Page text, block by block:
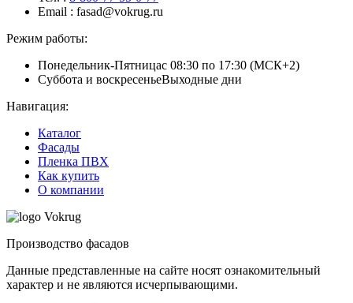
Email : fasad@vokrug.ru
Режим работы:
Понедельник-Пятницас 08:30 по 17:30 (МСК+2)
Суббота и воскресеньеВыходные дни
Навигация:
Каталог
Фасады
Пленка ПВХ
Как купить
О компании
Производство фасадов
Данные представленные на сайте носят ознакомительный
характер и не являются исчерпывающими.